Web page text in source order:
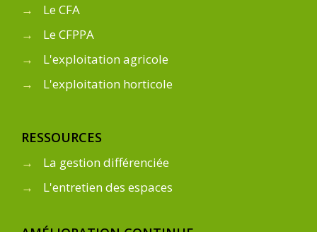
→
Le CFA
→
Le CFPPA
→
L'exploitation agricole
→
L'exploitation horticole
RESSOURCES
→
La gestion différenciée
→
L'entretien des espaces